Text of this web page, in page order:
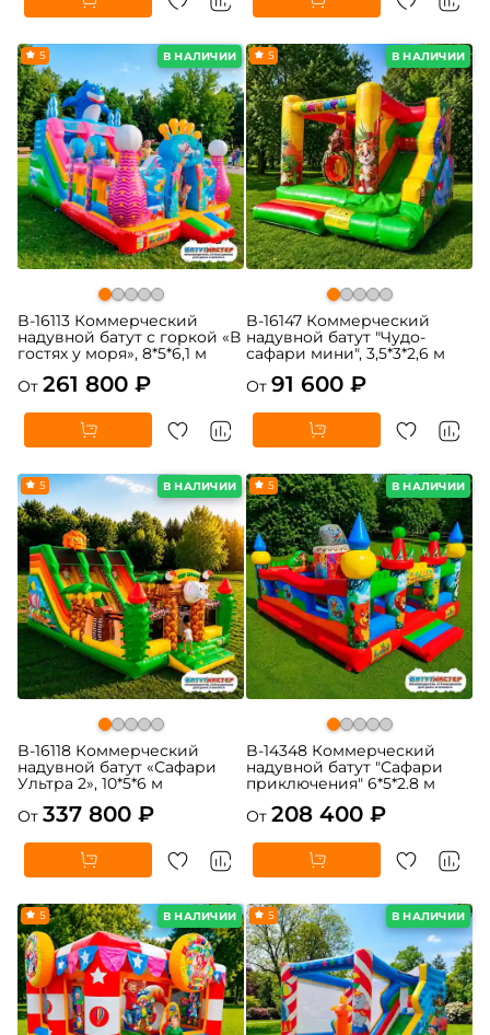
В НАЛИЧИИ
5
B-16113 Коммерческий
надувной батут с горкой «В
гостях у моря», 8*5*6,1 м
От 261 800 ₽
В НАЛИЧИИ
5
B-16147 Коммерческий
надувной батут "Чудо-
сафари мини", 3,5*3*2,6 м
От 91 600 ₽
В НАЛИЧИИ
5
B-16118 Коммерческий
надувной батут «Сафари
Ультра 2», 10*5*6 м
От 337 800 ₽
В НАЛИЧИИ
5
B-14348 Коммерческий
надувной батут "Сафари
приключения" 6*5*2.8 м
От 208 400 ₽
В НАЛИЧИИ
5 В НАЛИЧИИ
5